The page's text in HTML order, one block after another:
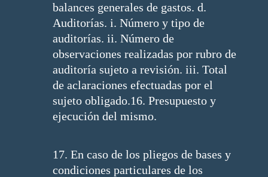
balances generales de gastos. d.
Auditorías. i. Número y tipo de
auditorías. ii. Número de
observaciones realizadas por rubro de
auditoría sujeto a revisión. iii. Total
de aclaraciones efectuadas por el
sujeto obligado.16. Presupuesto y
ejecución del mismo.
17. En caso de los pliegos de bases y
condiciones particulares de los